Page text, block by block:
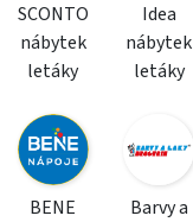
SCONTO
nábytek
letáky
Idea
nábytek
letáky
BENE
Barvy a